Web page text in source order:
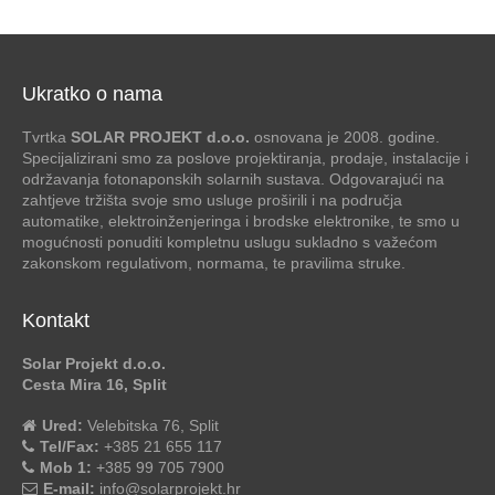
Ukratko o nama
Tvrtka SOLAR PROJEKT d.o.o. osnovana je 2008. godine.
Specijalizirani smo za poslove projektiranja, prodaje, instalacije i
održavanja fotonaponskih solarnih sustava. Odgovarajući na
zahtjeve tržišta svoje smo usluge proširili i na područja
automatike, elektroinženjeringa i brodske elektronike, te smo u
mogućnosti ponuditi kompletnu uslugu sukladno s važećom
zakonskom regulativom, normama, te pravilima struke.
Kontakt
Solar Projekt d.o.o.
Cesta Mira 16, Split
Ured: Velebitska 76, Split
Tel/Fax: +385 21 655 117
Mob 1: +385 99 705 7900
E-mail: info@solarprojekt.hr